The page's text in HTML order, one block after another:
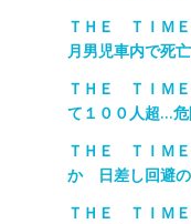
ＴＨＥ ＴＩＭ
月男児車内で死
ＴＨＥ ＴＩＭ
て１００人超…危
ＴＨＥ ＴＩＭ
か 日差し回避の
ＴＨＥ ＴＩＭ